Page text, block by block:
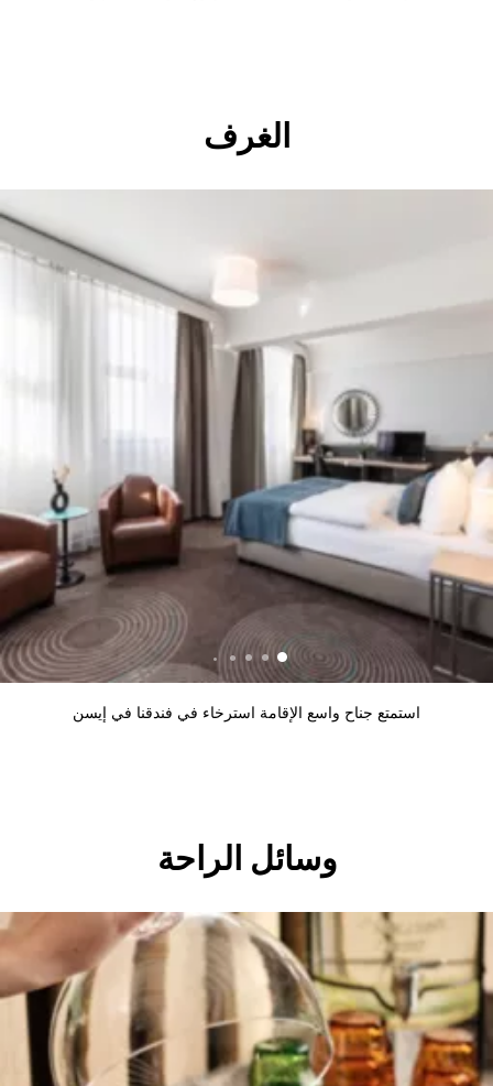
الغرف
استمتع جناح واسع الإقامة استرخاء في فندقنا في إيسن
وسائل الراحة